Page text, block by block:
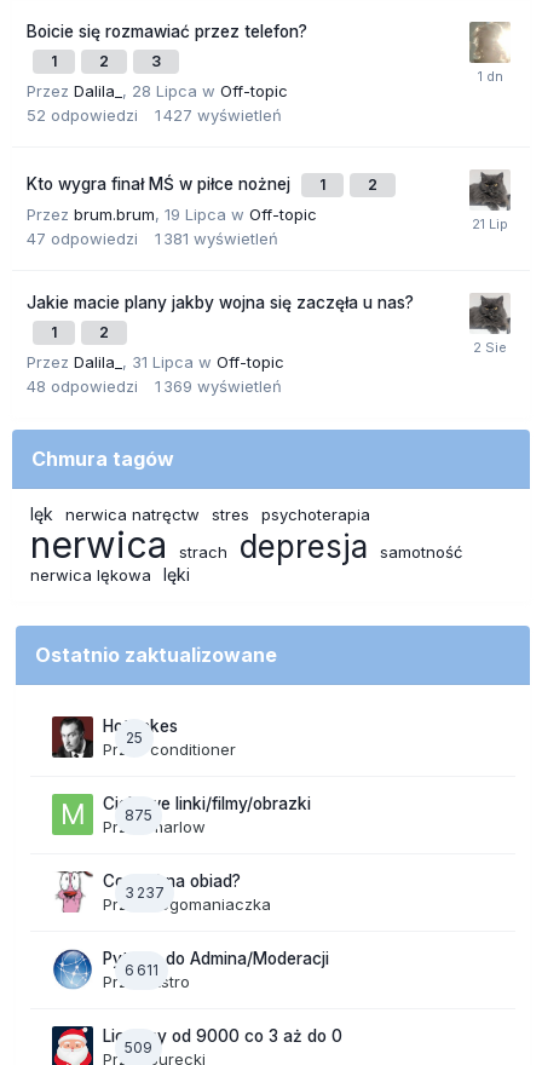
Boicie się rozmawiać przez telefon?
1 2 3
Przez Dalila_ , 28 Lipca w Off-topic
52 odpowiedzi 1 427 wyświetleń
Kto wygra finał MŚ w piłce nożnej 1 2
Przez brum.brum, 19 Lipca w Off-topic
47 odpowiedzi 1 381 wyświetleń
Jakie macie plany jakby wojna się zaczęła u nas?
1 2
Przez Dalila_ , 31 Lipca w Off-topic
48 odpowiedzi 1 369 wyświetleń
Chmura tagów
lęk nerwica natręctw stres psychoterapia
nerwica strach depresja
samotność
nerwica lękowa
lęki
Ostatnio zaktualizowane
25
Hot takes
Przez conditioner
875
Ciekawe linki/filmy/obrazki
Przez marlow
3 237
Co dziś na obiad?
Przezdogomaniaczka
6 611
Pytanie do Admina/Moderacji
PrzezAstro
509
Liczymy od 9000 co 3 aż do 0
PrzezJurecki